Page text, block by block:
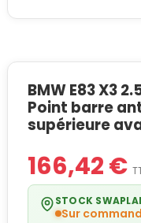
BMW E83 X3
Point barre
supérieure
166,42 €
STOCK
Sur